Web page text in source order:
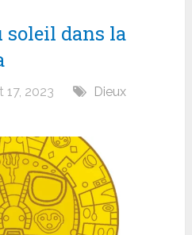
soleil dans la
17, 2023
Dieux